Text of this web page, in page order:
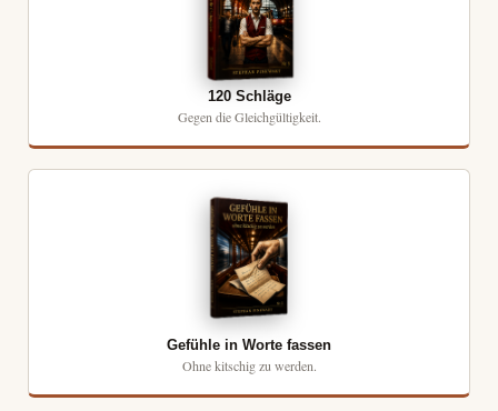
120 Schläge
Gegen die Gleichgültigkeit.
Gefühle in Worte fassen
Ohne kitschig zu werden.